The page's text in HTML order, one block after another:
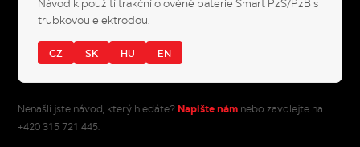
trubkovou elektrodou.
CZ SK HU EN
Nenašli jste návod, který hledáte? Napište nám nebo zavolejte na
+420 315 721 445.